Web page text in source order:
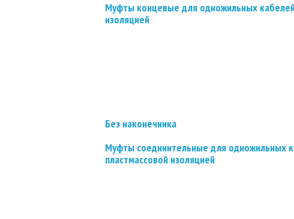
Муфты концевые для одножильных
изоляцией
Без наконечника
Муфты соединительные для одножильных
пластмассовой изоляцией